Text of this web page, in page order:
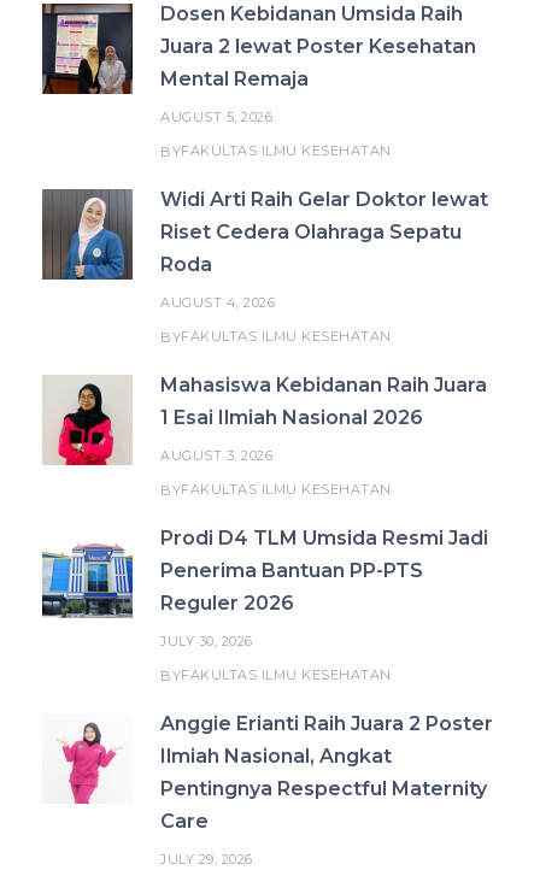
Dosen Kebidanan Umsida Raih
Juara 2 lewat Poster Kesehatan
Mental Remaja
AUGUST 5, 2026
BYFAKULTAS ILMU KESEHATAN
Widi Arti Raih Gelar Doktor lewat
Riset Cedera Olahraga Sepatu
Roda
AUGUST 4, 2026
BYFAKULTAS ILMU KESEHATAN
Mahasiswa Kebidanan Raih Juara
1 Esai Ilmiah Nasional 2026
AUGUST 3, 2026
BYFAKULTAS ILMU KESEHATAN
Prodi D4 TLM Umsida Resmi Jadi
Penerima Bantuan PP-PTS
Reguler 2026
JULY 30, 2026
BYFAKULTAS ILMU KESEHATAN
Anggie Erianti Raih Juara 2 Poster
Ilmiah Nasional, Angkat
Pentingnya Respectful Maternity
Care
JULY 29, 2026